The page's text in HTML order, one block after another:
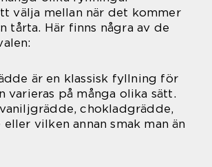
välja mellan när det kommer
tårta. Här finns några av de
är en klassisk fyllning för
varieras på många olika sätt.
chokladgrädde,
vilken annan smak man än